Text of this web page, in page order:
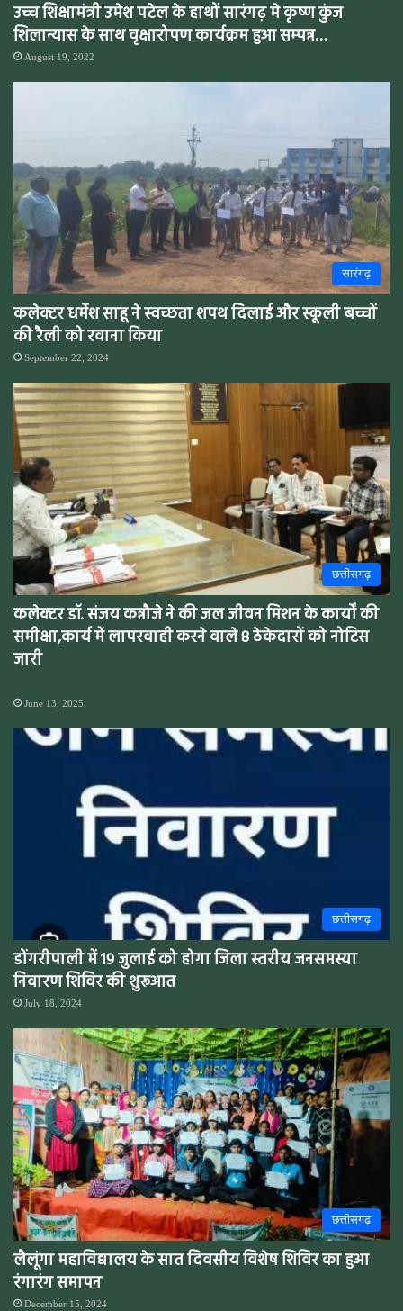
उच्च शिक्षामंत्री उमेश पटेल के हाथों सारंगढ़ मे कृष्ण कुंज
शिलान्यास के साथ वृक्षारोपण कार्यक्रम हुआ सम्पन्न…
August 19, 2022
सारंगढ़
कलेक्टर धर्मेश साहू ने स्वच्छता शपथ दिलाई और स्कूली बच्चों
की रैली को रवाना किया
September 22, 2024
छत्तीसगढ़
कलेक्टर डॉ. संजय कन्नौजे ने की जल जीवन मिशन के कार्यों की
समीक्षा,कार्य में लापरवाही करने वाले 8 ठेकेदारों को नोटिस
जारी
June 13, 2025
छत्तीसगढ़
डोंगरीपाली में 19 जुलाई को होगा जिला स्तरीय जनसमस्या
निवारण शिविर की शुरूआत
July 18, 2024
छत्तीसगढ़
लैलूंगा महाविद्यालय के सात दिवसीय विशेष शिविर का हुआ
रंगारंग समापन
December 15, 2024